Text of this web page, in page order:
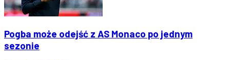
Pogba może odejść z AS Monaco po jednym
sezonie